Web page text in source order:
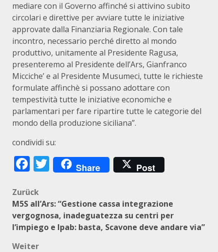
mediare con il Governo affinché si attivino subito
circolari e direttive per avviare tutte le iniziative
approvate dalla Finanziaria Regionale. Con tale
incontro, necessario perché diretto al mondo
produttivo, unitamente al Presidente Ragusa,
presenteremo al Presidente dell’Ars, Gianfranco
Micciche’ e al Presidente Musumeci, tutte le richieste
formulate affinchè si possano adottare con
tempestività tutte le iniziative economiche e
parlamentari per fare ripartire tutte le categorie del
mondo della produzione siciliana”.
condividi su:
Facebook
Twitter
Share Post
Beitragsnavigation
Zurück
M5S all’Ars: “Gestione cassa integrazione
vergognosa, inadeguatezza su centri per
l’impiego e Ipab: basta, Scavone deve andare via”
Weiter